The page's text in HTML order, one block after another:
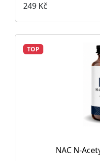
249 Kč
TOP
NAC N-